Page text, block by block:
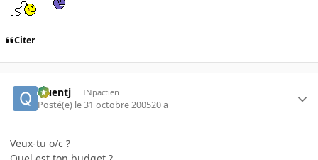
Citer
Quentj INpactien
Posté(e) le 31 octobre 200520 a
Veux-tu o/c ?